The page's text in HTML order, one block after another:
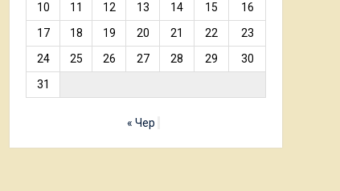
10
11 12 13 14 15
16
17
18 19 20 21 22
23
24
25 26 27 28 29
30
31
« Чер